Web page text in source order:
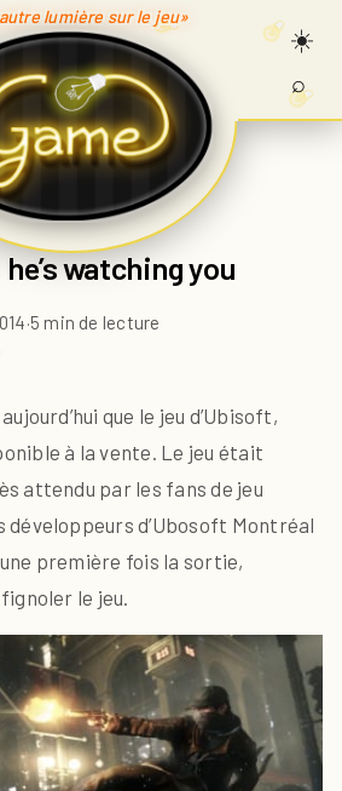
lumière sur le jeu»
⌕
he’s watching you
watching you
·5 min de lecture
que le jeu d’Ubisoft,
à la vente. Le jeu était
attendu par les fans de jeu
développeurs d’Ubosoft Montréal
première fois la sortie,
le jeu.